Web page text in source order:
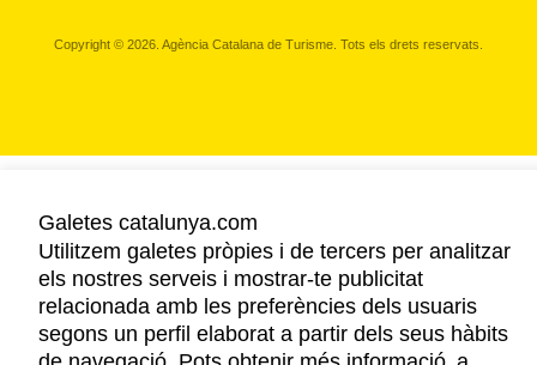
Copyright © 2026. Agència Catalana de Turisme. Tots els drets reservats.
Galetes catalunya.com
Utilitzem galetes pròpies i de tercers per analitzar
els nostres serveis i mostrar-te publicitat
relacionada amb les preferències dels usuaris
segons un perfil elaborat a partir dels seus hàbits